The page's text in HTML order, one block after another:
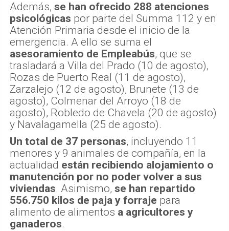
Además, se han ofrecido 288 atenciones
psicológicas por parte del Summa 112 y en
Atención Primaria desde el inicio de la
emergencia. A ello se suma el
asesoramiento de Empleabús, que se
trasladará a Villa del Prado (10 de agosto),
Rozas de Puerto Real (11 de agosto),
Zarzalejo (12 de agosto), Brunete (13 de
agosto), Colmenar del Arroyo (18 de
agosto), Robledo de Chavela (20 de agosto)
y Navalagamella (25 de agosto).
Un total de 37 personas, incluyendo 11
menores y 9 animales de compañía, en la
actualidad están recibiendo alojamiento o
manutención por no poder volver a sus
viviendas. Asimismo, se han repartido
556.750 kilos de paja y forraje para
alimento de alimentos a agricultores y
ganaderos.